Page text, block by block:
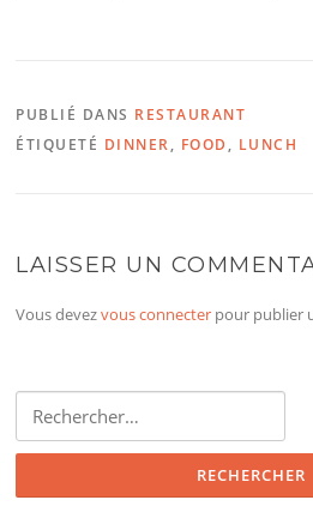
PUBLIÉ DANS RESTAURANT
ÉTIQUETÉ DINNER, FOOD , LUNCH
LAISSER UN
Vous devezvous connecter pour publier